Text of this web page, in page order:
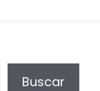
Buscar